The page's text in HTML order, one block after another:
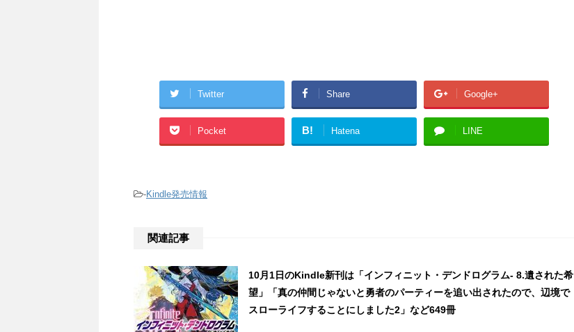
Twitter Share Google+
Pocket B! Hatena LINE
-Kindle発売情報
関連記事
10月1日のKindle新刊は「インフィニット・デンドログラム- 8.遺された希
望」「真の仲間じゃないと勇者のパーティーを追い出されたので、辺境で
スローライフすることにしました2」など649冊